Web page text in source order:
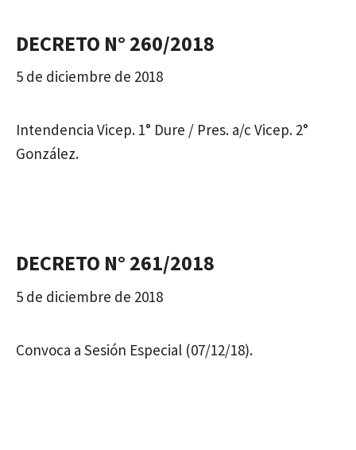
DECRETO N° 260/2018
5 de diciembre de 2018
Intendencia Vicep. 1° Dure / Pres. a/c Vicep. 2°
González.
DECRETO N° 261/2018
5 de diciembre de 2018
Convoca a Sesión Especial (07/12/18).